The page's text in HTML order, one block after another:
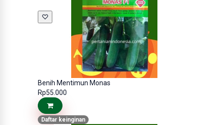
♡
Benih Mentimun Monas
Rp55.000
Daftar keinginan